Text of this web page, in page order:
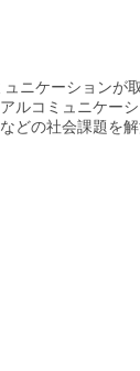
ニケーションが
ルコミュニケー
どの社会課題を